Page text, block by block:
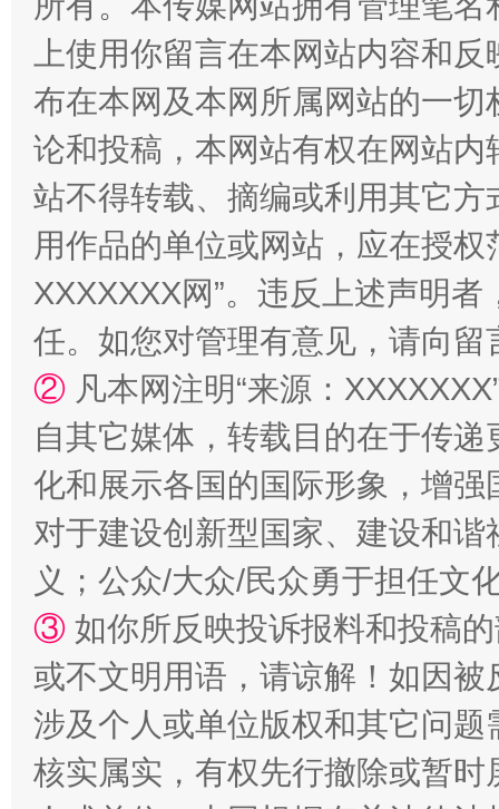
“蜀中异人”王建安的艺术幻境
完善运行机制助力责任有效落实 一纸欠
上使用你留言在本网站内容和
布在本网及本网所属网站的一
论和投稿，本网站有权在网站
站不得转载、摘编或利用其它
用作品的单位或网站，应在授
XXXXXXX网”。违反上述声明
任。如您对管理有意见，请向
② 凡本网注明“来源：
自其它媒体，转载目的在于传
化和展示各国的国际形象，增
对于建设创新型国家、建设和
义；公众/大众/民众勇于担任文
③ 如你所反映投诉报料和投稿
或不文明用语，请谅解！如因
涉及个人或单位版权和其它问题
核实属实，有权先行撤除或暂